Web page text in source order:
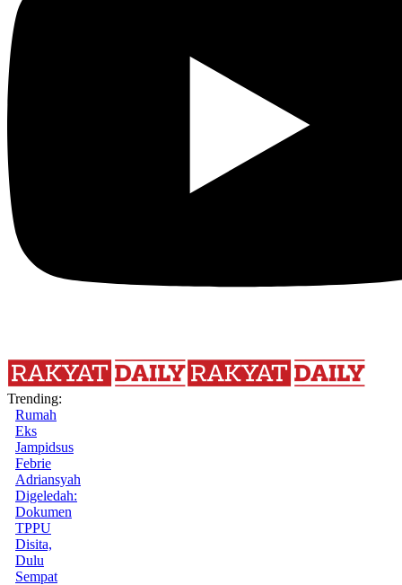
Trending:
Rumah
Eks
Jampidsus
Febrie
Adriansyah
Digeledah:
Dokumen
TPPU
Disita,
Dulu
Sempat